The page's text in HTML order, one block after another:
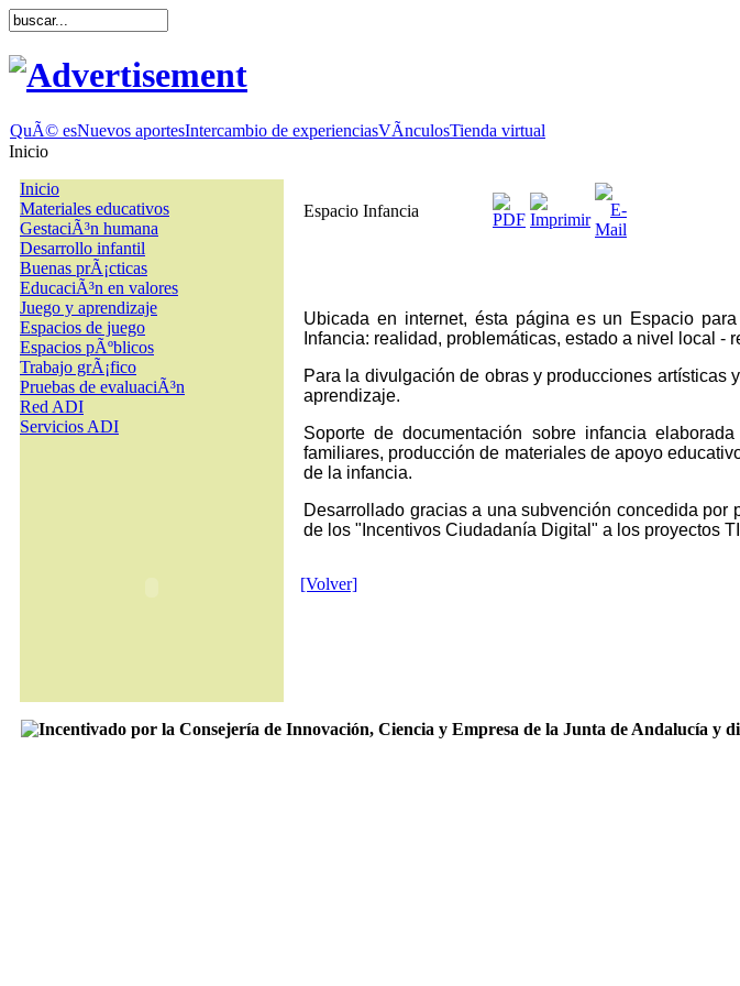
QuÃ© esNuevos aportesIntercambio de experienciasVÃ­nculosTienda virtual
Inicio
Inicio
Materiales educativos
GestaciÃ³n humana
Desarrollo infantil
Buenas prÃ¡cticas
EducaciÃ³n en valores
Juego y aprendizaje
Espacios de juego
Espacios pÃºblicos
Trabajo grÃ¡fico
Pruebas de evaluaciÃ³n
Red ADI
Servicios ADI
Espacio Infancia
Ubicada en internet, ésta página es un Espacio
Infancia: realidad, problemáticas, estado a nivel local -
Para la divulgación de obras y producciones
aprendizaje.
Soporte de documentación sobre infancia
familiares, producción de materiales de apoyo
de la infancia.
Desarrollado gracias a una subvención concedida
de los "Incentivos Ciudadanía Digital" a los proyectos
[Volver]